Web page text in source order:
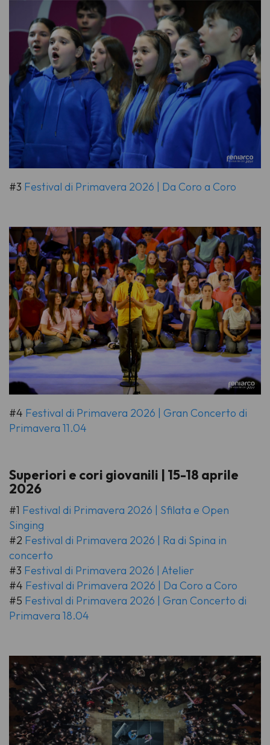
#3 Festival di Primavera 2026 | Da Coro a Coro
#4 Festival di Primavera 2026 | Gran Concerto di
Primavera 11.04
Superiori e cori giovanili | 15-18 aprile
2026
#1 Festival di Primavera 2026 | Sfilata e Open
Singing
#2 Festival di Primavera 2026 | Ra di Spina in
concerto
#3 Festival di Primavera 2026 | Atelier
#4 Festival di Primavera 2026 | Da Coro a Coro
#5 Festival di Primavera 2026 | Gran Concerto di
Primavera 18.04